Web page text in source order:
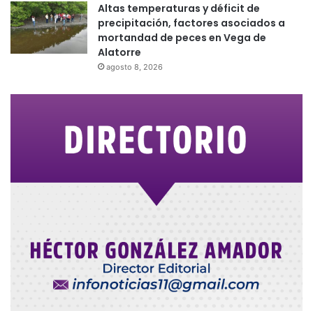
Altas temperaturas y déficit de
precipitación, factores asociados a
mortandad de peces en Vega de
Alatorre
agosto 8, 2026